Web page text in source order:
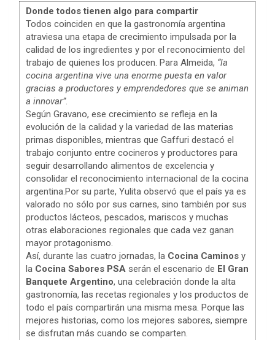
Donde todos tienen algo para compartir
Todos coinciden en que la gastronomía argentina
atraviesa una etapa de crecimiento impulsada por la
calidad de los ingredientes y por el reconocimiento del
trabajo de quienes los producen. Para Almeida, “la
cocina argentina vive una enorme puesta en valor
gracias a productores y emprendedores que se animan
a innovar”.
Según Gravano, ese crecimiento se refleja en la
evolución de la calidad y la variedad de las materias
primas disponibles, mientras que Gaffuri destacó el
trabajo conjunto entre cocineros y productores para
seguir desarrollando alimentos de excelencia y
consolidar el reconocimiento internacional de la cocina
argentina.Por su parte, Yulita observó que el país ya es
valorado no sólo por sus carnes, sino también por sus
productos lácteos, pescados, mariscos y muchas
otras elaboraciones regionales que cada vez ganan
mayor protagonismo.
Así, durante las cuatro jornadas, la Cocina Caminos y
la Cocina Sabores PSA serán el escenario de El Gran
Banquete Argentino, una celebración donde la alta
gastronomía, las recetas regionales y los productos de
todo el país compartirán una misma mesa. Porque las
mejores historias, como los mejores sabores, siempre
se disfrutan más cuando se comparten.